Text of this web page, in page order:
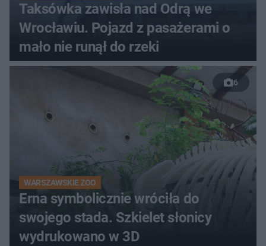
Taksówka zawisła nad Odrą we
Wrocławiu. Pojazd z pasażerami o
mało nie runął do rzeki
6
WARSZAWSKIE ZOO
Erna symbolicznie wróciła do
swojego stada. Szkielet słonicy
wydrukowano w 3D